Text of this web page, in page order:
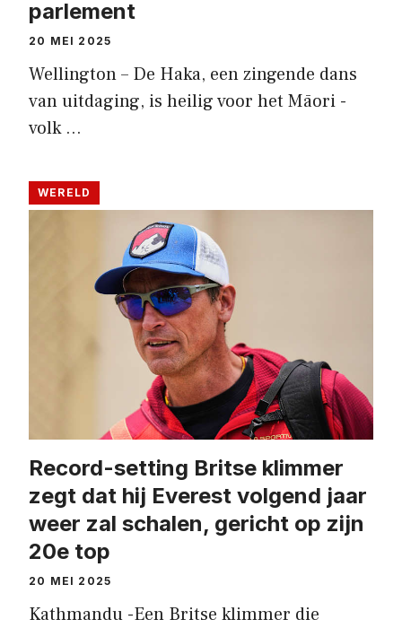
parlement
20 MEI 2025
Wellington – De Haka, een zingende dans
van uitdaging, is heilig voor het Māori -
volk …
WERELD
Record-setting Britse klimmer
zegt dat hij Everest volgend jaar
weer zal schalen, gericht op zijn
20e top
20 MEI 2025
Kathmandu -Een Britse klimmer die